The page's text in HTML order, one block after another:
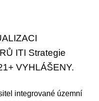
ITI Strategie
VYHLÁŠENY.
integrované územní